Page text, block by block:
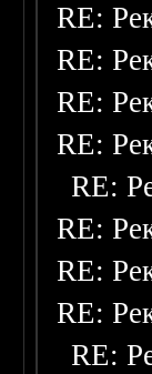
RE:
RE:
RE:
RE:
RE:
RE:
RE:
RE:
RE: